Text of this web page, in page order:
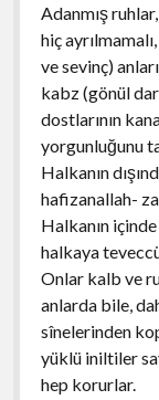
Adanmış
hiç
ve sevinç)
kabz (gönül
dostlarının
yorgunluğunu
Halkanın
hafizanallah-
Halkanın
halkaya
Onlar kalb ve
anlarda bile,
sînelerinden
yüklü iniltiler
hep korurlar.